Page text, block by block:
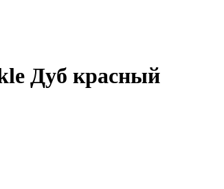
Дуб красный